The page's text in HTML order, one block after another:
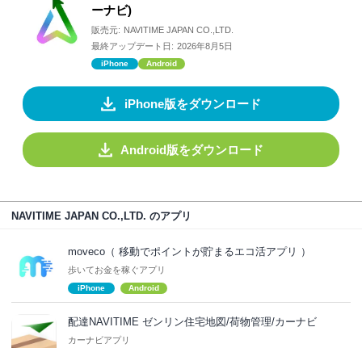
ーナビ)
販売元: NAVITIME JAPAN CO.,LTD.
最終アップデート日: 2026年8月5日
iPhone Android
iPhone版をダウンロード
Android版をダウンロード
NAVITIME JAPAN CO.,LTD. のアプリ
moveco（ 移動でポイントが貯まるエコ活アプリ ）
歩いてお金を稼ぐアプリ
iPhone Android
配達NAVITIME ゼンリン住宅地図/荷物管理/カーナビ
カーナビアプリ